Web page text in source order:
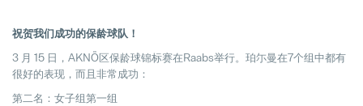
祝贺我们成功的保龄球队！
3 月 15 日，AKNÖ区保龄球锦标赛在Raabs举行。珀尓曼在7个组中都有
很好的表现，而且非常成功：
第二名：女子组第一组